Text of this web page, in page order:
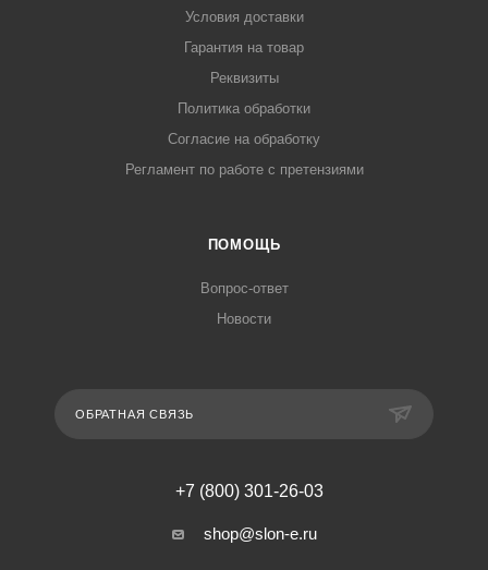
Условия доставки
Гарантия на товар
Реквизиты
Политика обработки
Согласие на обработку
Регламент по работе с претензиями
ПОМОЩЬ
Вопрос-ответ
Новости
ОБРАТНАЯ СВЯЗЬ
+7 (800) 301-26-03
shop@slon-e.ru